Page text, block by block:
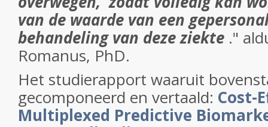
van de waarde van een
behandeling van deze ziekte ."
Romanus, PhD.
Het studierapport waaruit
gecomponeerd en vertaald: Cost-
Multiplexed Predictive